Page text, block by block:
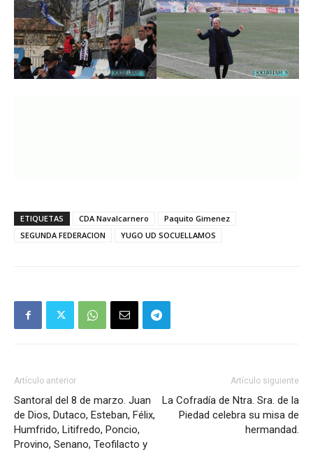
ETIQUETAS CDA Navalcarnero
Paquito Gimenez
SEGUNDA FEDERACION
YUGO UD SOCUELLAMOS
Artículo anterior
Santoral del 8 de marzo. Juan
de Dios, Dutaco, Esteban, Félix,
Humfrido, Litifredo, Poncio,
Provino, Senano, Teofilacto y
Artículo siguiente
La Cofradía de Ntra. Sra. de la
Piedad celebra su misa de
hermandad.